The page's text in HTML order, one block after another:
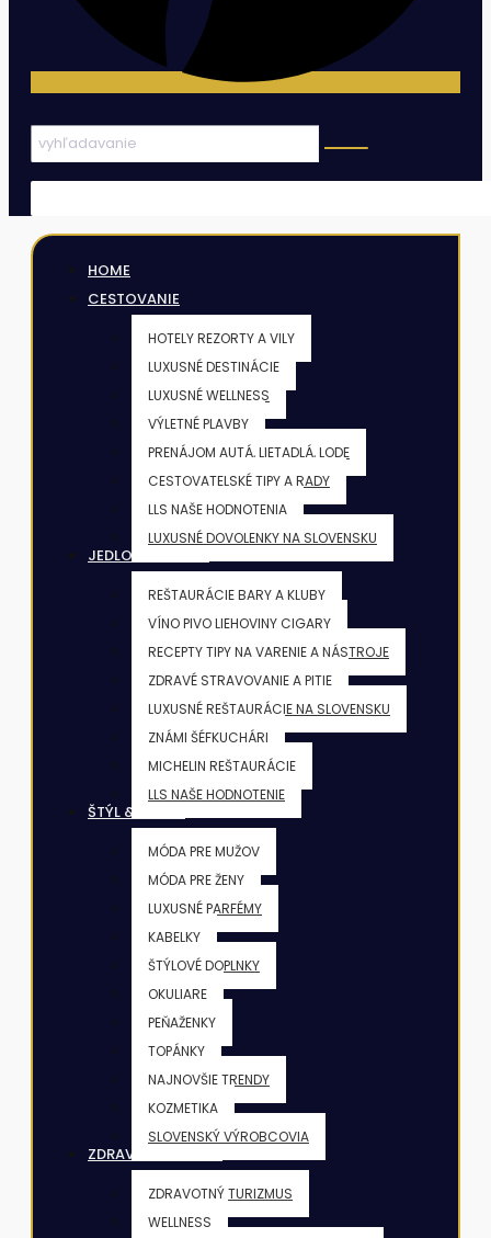
HOME
CESTOVANIE
HOTELY REZORTY A VILY
LUXUSNÉ DESTINÁCIE
LUXUSNÉ WELLNESS
VÝLETNÉ PLAVBY
PRENÁJOM AUTÁ, LIETADLÁ, LODE
CESTOVATELSKÉ TIPY A RADY
LLS NAŠE HODNOTENIA
LUXUSNÉ DOVOLENKY NA SLOVENSKU
JEDLO & NÁPOJE
REŠTAURÁCIE BARY A KLUBY
VÍNO PIVO LIEHOVINY CIGARY
RECEPTY TIPY NA VARENIE A NÁSTROJE
ZDRAVÉ STRAVOVANIE A PITIE
LUXUSNÉ REŠTAURÁCIE NA SLOVENSKU
ZNÁMI ŠÉFKUCHÁRI
MICHELIN REŠTAURÁCIE
LLS NAŠE HODNOTENIE
ŠTÝL & KRÁSA
MÓDA PRE MUŽOV
MÓDA PRE ŽENY
LUXUSNÉ PARFÉMY
KABELKY
ŠTÝLOVÉ DOPLNKY
OKULIARE
PEŇAŽENKY
TOPÁNKY
NAJNOVŠIE TRENDY
KOZMETIKA
SLOVENSKÝ VÝROBCOVIA
ZDRAVIE & FITNESS
ZDRAVOTNÝ TURIZMUS
WELLNESS